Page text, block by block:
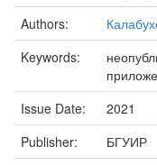
Authors:
Keywords:
Issue Date:
2021
Publisher:
БГУИР